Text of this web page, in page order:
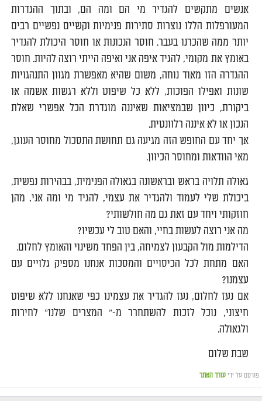
אנשים מתקשים להגדיר מי הם ומה הם, ובתוך ההגדרות
המעורפלות הללו נוצרות סתירות פנימיות וקשיים נפשיים רבים
יותר ממה שהכרנו בעבר. חוסר הנכונות או חוסר היכולת להגדיר
באומץ את מקומי, להגיד איפה אני ואיפה הייתי רוצה להיות. חוסר
ההגדרה הזו מאוד נוחה, משום שהיא מאפשרת מגוון התנהגויות
שונות ואפילו הפוכות, ללא כל שיפוט וללא רגשות אשמה או
ביקורת, כיוון שבמציאות שאיננה מוגדרת הכל אפשרי שאלת
הנכון או לא איננה רלוונטית.
אך יחד עם החופש הזה מגיעה גם תחושת התסכול מחוסר העוגן,
מאי הוודאות ומחוסר הכיוון.
גאולה תלויה בראש ובראשונה בגאולה הפנימית, בבהירות נפשית,
ביכולת שלי לעמוד ולהגדיר את עצמי, להגיד מי ומה אני, מהן
חוזקותי ויחד עם זאת גם מה חולשותי?
מה אני רוצה לעשות בחיי, והאם טוב לי עכשיו?
הדילמות מול הקבעון לצמיחה, בין הפחד משינוי והאומץ לחלום.
האם מתחת לכל הכיסויים והמסכות אנחנו מספיק גלויים עם
עצמנו?
אם נעז לחלום, נעז להגדיר את עצמינו כפי שאנחנו ללא שיפוט
חיצוני, נוכל לזכות להשתחרר מ-" המצרים שלנו" לחירות
ולגאולה.
שבת שלום
פורסם על ידי עורך האתר